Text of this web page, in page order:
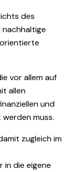
des
vor allem auf
allen
und
muss.
zugleich im
in die eigene